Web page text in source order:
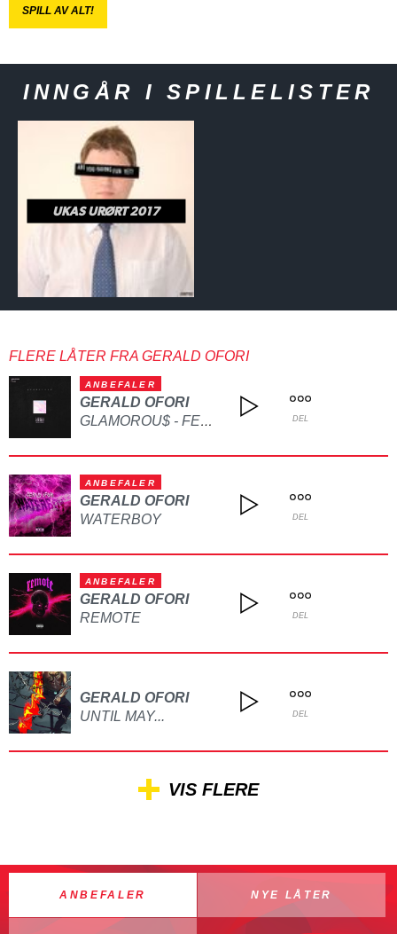
SPILL AV ALT!
INNGÅR I SPILLELISTER
UKAS URØRT 2017
FLERE LÅTER FRA GERALD OFORI
ANBEFALER
GERALD OFORI
GLAMOROU$ - FEAT. P-FLOW DEL
ANBEFALER
GERALD OFORI
WATERBOY
DEL
ANBEFALER
GERALD OFORI
REMOTE
DEL
GERALD OFORI
UNTIL MAY...
DEL
VIS FLERE
ANBEFALER NYE LÅTER